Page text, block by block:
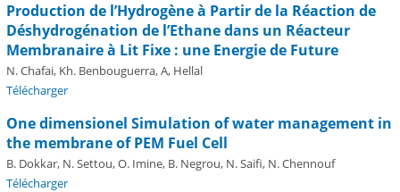
Production de l’Hydrogène à Partir de la Réaction de
Déshydrogénation de l’Ethane dans un Réacteur
Membranaire à Lit Fixe : une Energie de Future
N. Chafai, Kh. Benbouguerra, A, Hellal
Télécharger
One dimensionel Simulation of water management in
the membrane of PEM Fuel Cell
B. Dokkar, N. Settou, O. Imine, B. Negrou, N. Saifi, N. Chennouf
Télécharger